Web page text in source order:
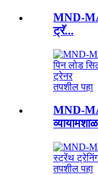
MND-
ट्रॅ...
तपशील पहा
MND-
तपशील पहा